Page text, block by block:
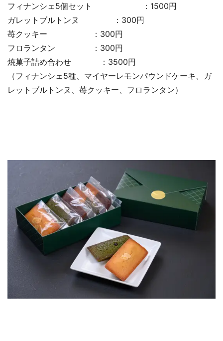
フィナンシェ5個セット ：1500円
ガレットブルトンヌ ：300円
苺クッキー ：300円
フロランタン ：300円
焼菓子詰め合わせ ：3500円
（フィナンシェ5種、マイヤーレモンパウンドケーキ、ガ
レットブルトンヌ、苺クッキー、フロランタン）